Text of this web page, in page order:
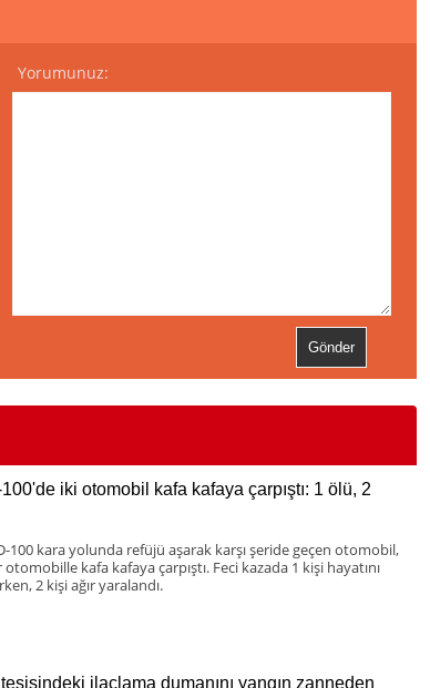
Yorumunuz:
iki otomobil kafa kafaya çarpıştı: 1 ölü, 2
100 kara yolunda refüjü aşarak karşı şeride geçen otomobil,
kafa kafaya çarpıştı. Feci kazada 1 kişi hayatını
2 kişi ağır yaralandı.
ilaçlama dumanını yangın zanneden